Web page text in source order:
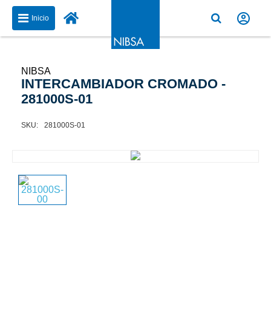
Inicio
NIBSA
INTERCAMBIADOR CROMADO -
281000S-01
281000S-01